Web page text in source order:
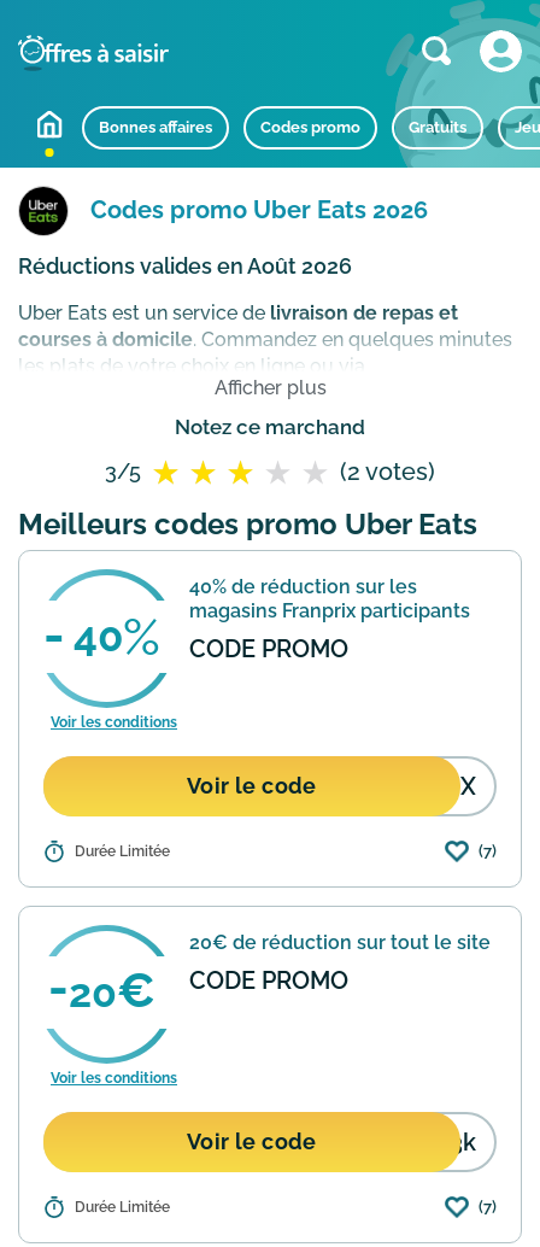
Bonnes affaires Codes promo Gratuits
Codes promo Uber Eats 2026
Réductions valides en Août 2026
Uber Eats est un service de livraison de repas et
courses à domicile. Commandez en quelques minutes
les plats de votre choix en ligne ou via
l'application Uber Eats auprès des meilleurs
restaurants auprès de chez vous. Vous êtes livré par un
code promo Uber Eats ?
Afficher plus
Notez ce marchand
3/5 (2 votes)
Meilleurs codes promo Uber Eats
40
40% de réduction sur les
magasins Franprix participants
CODE PROMO
Voir les conditions
Voir le code RIX
Détails : Uber Eats propose une offre de 40% de
commande dans les magasins Franprix
participants. Utilisez le code promo
MERCIFRANPRIX lors de votre...En
savoir plus
Durée Limitée (7)
20
20€ de réduction sur tout le site
CODE PROMO
Voir les conditions
Voir le code n3k
Détails : Profitez de 20€ de réduction sur votre
Durée Limitée (7)